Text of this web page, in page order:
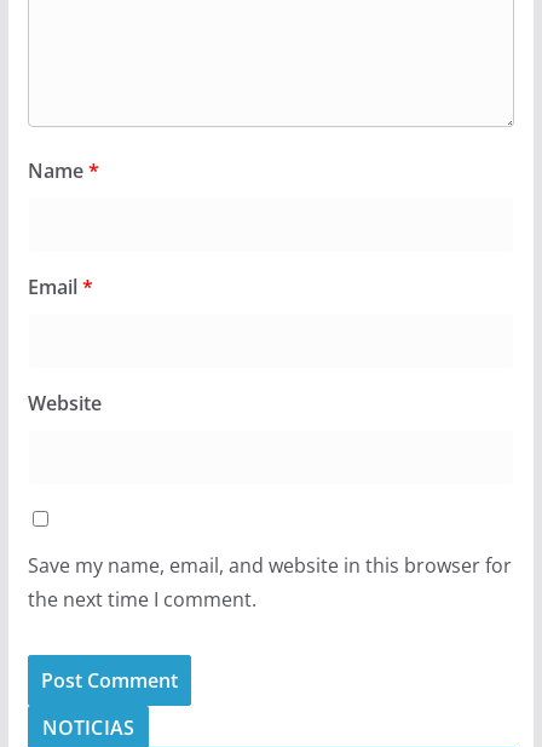
Name*
Email*
Website
Save my name, email, and website in this browser for
the next time I comment.
NOTICIAS